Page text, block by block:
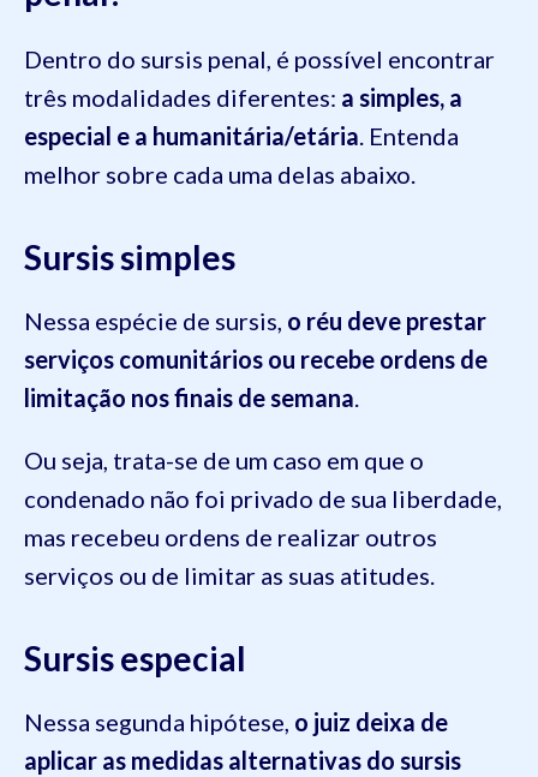
Dentro do sursis penal, é possível encontrar
três modalidades diferentes: a simples, a
especial e a humanitária/etária. Entenda
melhor sobre cada uma delas abaixo.
Sursis simples
Nessa espécie de sursis, o réu deve prestar
serviços comunitários ou recebe ordens de
limitação nos finais de semana.
Ou seja, trata-se de um caso em que o
condenado não foi privado de sua liberdade,
mas recebeu ordens de realizar outros
serviços ou de limitar as suas atitudes.
Sursis especial
Nessa segunda hipótese, o juiz deixa de
aplicar as medidas alternativas do sursis